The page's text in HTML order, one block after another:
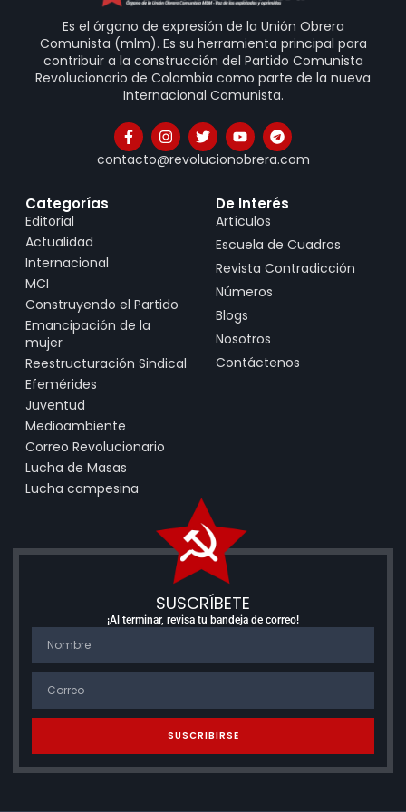
Es el órgano de expresión de la Unión Obrera
Comunista (mlm). Es su herramienta principal para
contribuir a la construcción del Partido Comunista
Revolucionario de Colombia como parte de la nueva
Internacional Comunista.
contacto@revolucionobrera.com
Categorías
Editorial
Actualidad
Internacional
MCI
Construyendo el Partido
Emancipación de la
mujer
Reestructuración Sindical
Efemérides
Juventud
Medioambiente
Correo Revolucionario
Lucha de Masas
Lucha campesina
De Interés
Artículos
Escuela de Cuadros
Revista Contradicción
Números
Blogs
Nosotros
Contáctenos
SUSCRÍBETE
¡Al terminar, revisa tu bandeja de correo!
SUSCRIBIRSE